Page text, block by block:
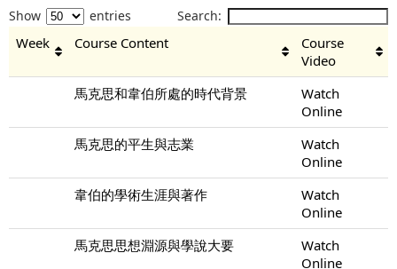
Show entries Search:
Week Course Content
Course
Video
馬克思和韋伯所處的時代背景
Watch
Online
馬克思的平生與志業
Watch
Online
韋伯的學術生涯與著作
Watch
Online
馬克思思想淵源與學說大要
Watch
Online